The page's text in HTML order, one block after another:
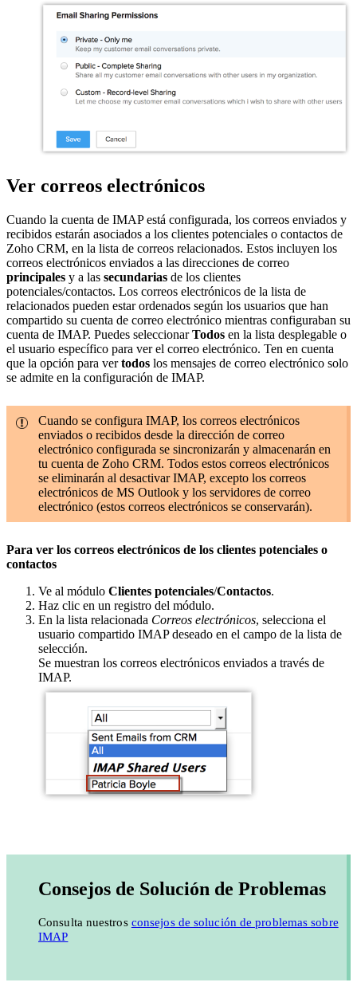
Ver correos electrónicos
Cuando la cuenta de IMAP está configurada, los correos enviados y
recibidos estarán asociados a los clientes potenciales o contactos de
Zoho CRM, en la lista de correos relacionados. Estos incluyen los
correos electrónicos enviados a las direcciones de correo
principales y a las secundarias de los clientes
potenciales/contactos. Los correos electrónicos de la lista de
relacionados pueden estar ordenados según los usuarios que han
compartido su cuenta de correo electrónico mientras configuraban su
cuenta de IMAP. Puedes seleccionarTodos en la lista desplegable o
el usuario específico para ver el correo electrónico. Ten en cuenta
que la opción para vertodos los mensajes de correo electrónico solo
se admite en la configuración de IMAP.
Cuando se configura IMAP, los correos electrónicos
enviados o recibidos desde la dirección de correo
electrónico configurada se sincronizarán y almacenarán en
tu cuenta de Zoho CRM. Todos estos correos electrónicos
se eliminarán al desactivar IMAP, excepto los correos
electrónicos de MS Outlook y los servidores de correo
electrónico (estos correos electrónicos se conservarán).
Para ver los correos electrónicos de los clientes potenciales o
contactos
Ve al módulo Clientes potenciales/Contactos.
Haz clic en un registro del módulo.
En la lista relacionada Correos electrónicos, selecciona el
usuario compartido IMAP deseado en el campo de la lista de
selección.
Se muestran los correos electrónicos enviados a través de
IMAP.
Consejos de Solución de Problemas
Consulta nuestros consejos de solución de problemas sobre
IMAP